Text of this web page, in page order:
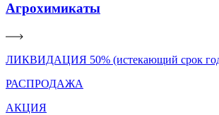
Агрохимикаты
ЛИКВИДАЦИЯ 50% (истекающий срок
РАСПРОДАЖА
АКЦИЯ